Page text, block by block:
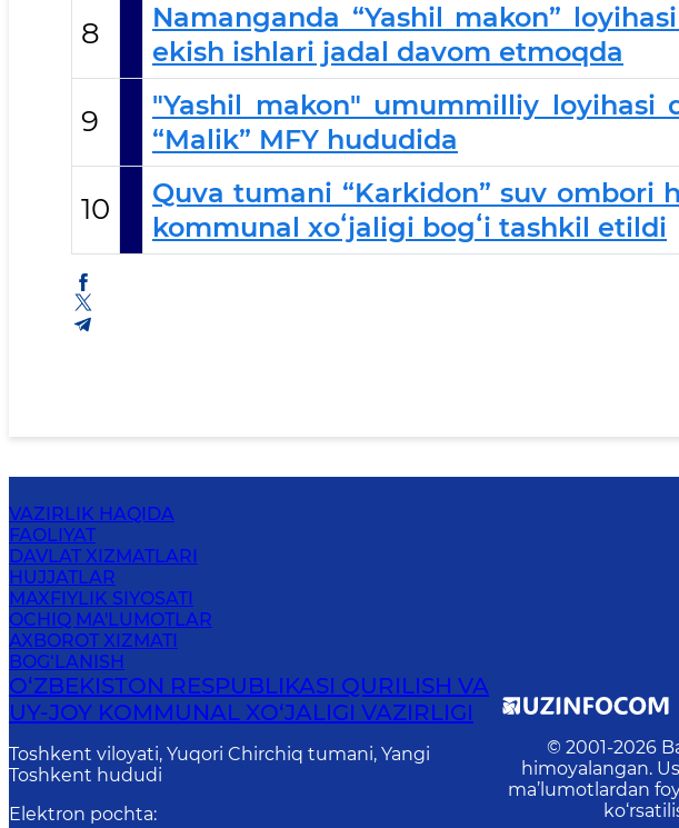
8
Namanganda “Yashil makon”
ekish ishlari jadal davom etmoqda
9
"Yashil makon" umummilliy loyihasi
“Malik” MFY hududida
10
Quva tumani “Karkidon” suv ombori
kommunal xoʻjaligi bogʻi tashkil etildi
VAZIRLIK HAQIDA
FAOLIYAT
DAVLAT XIZMATLARI
HUJJATLAR
MAXFIYLIK SIYOSATI
OCHIQ MA'LUMOTLAR
AXBOROT XIZMATI
BOG‘LANISH
O‘ZBEKISTON RESPUBLIKASI QURILISH VA
UY-JOY KOMMUNAL XO‘JALIGI VAZIRLIGI
Toshkent viloyati, Yuqori Chirchiq tumani, Yangi
Toshkent hududi
Elektron pochta:
© 2001-2026
himoyalangan.
ma’lumotlardan